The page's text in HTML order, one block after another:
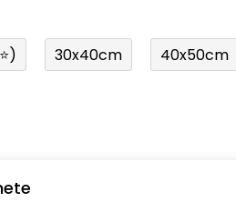
30x40cm 40x50cm